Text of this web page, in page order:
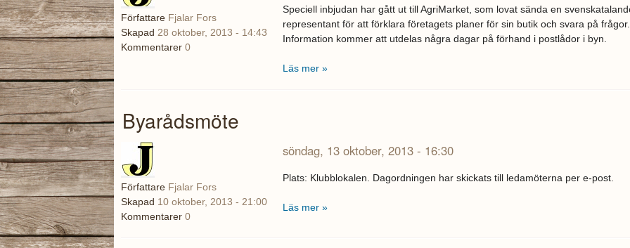
Författare Fjalar Fors
Skapad 28 oktober, 2013 - 14:43
Kommentarer 0
Speciell inbjudan har gått ut till AgriMarket, som lovat sända en
representant för att förklara företagets planer för sin butik och svara på frågor.
Information kommer att utdelas några dagar på förhand i postlådor i byn.
Läs mer »
Byarådsmöte
Författare Fjalar Fors
Skapad 10 oktober, 2013 - 21:00
Kommentarer 0
söndag, 13 oktober, 2013 - 16:30
Plats: Klubblokalen. Dagordningen har skickats till ledamöterna per e-post.
Läs mer »